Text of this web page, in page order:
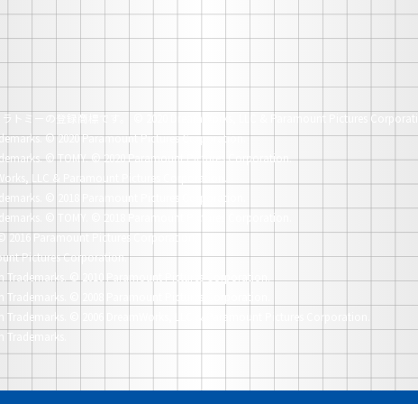
トミーの登録商標です。
© 2020 DreamWorks, LLC & Paramount Pictures
© 2020 Paramount Pictures Corporation.
© TOMY. © 2020 Paramount Pictures Corporation.
LLC & Paramount Pictures Corporation.
© 2018 Paramount Pictures Corporation.
© TOMY. © 2018 Paramount Pictures Corporation.
2016 Paramount Pictures Corporation.
Pictures Corporation.
© 2010 Paramount Pictures Corporation.
© 2008 Paramount Pictures Corporation.
© 2006 DreamWorks, LLC & Paramount Pictures Corporation.